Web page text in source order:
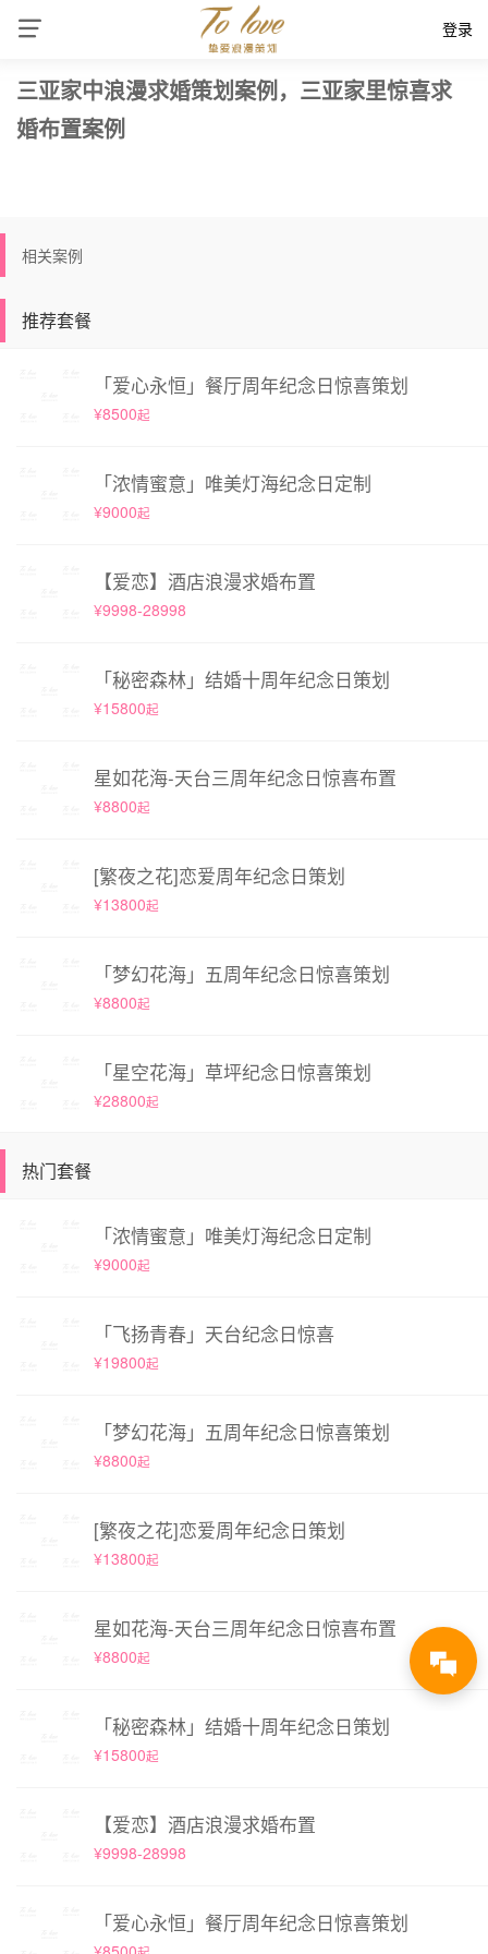
登录
三亚家中浪漫求婚策划案例，三亚家里惊喜求
婚布置案例
相关案例
推荐套餐
「爱心永恒」餐厅周年纪念日惊喜策划
¥8500起
「浓情蜜意」唯美灯海纪念日定制
¥9000起
【爱恋】酒店浪漫求婚布置
¥9998-28998
「秘密森林」结婚十周年纪念日策划
¥15800起
星如花海-天台三周年纪念日惊喜布置
¥8800起
[繁夜之花]恋爱周年纪念日策划
¥13800起
「梦幻花海」五周年纪念日惊喜策划
¥8800起
「星空花海」草坪纪念日惊喜策划
¥28800起
热门套餐
「浓情蜜意」唯美灯海纪念日定制
¥9000起
「飞扬青春」天台纪念日惊喜
¥19800起
「梦幻花海」五周年纪念日惊喜策划
¥8800起
[繁夜之花]恋爱周年纪念日策划
¥13800起
星如花海-天台三周年纪念日惊喜布置
¥8800起
「秘密森林」结婚十周年纪念日策划
¥15800起
【爱恋】酒店浪漫求婚布置
¥9998-28998
「爱心永恒」餐厅周年纪念日惊喜策划